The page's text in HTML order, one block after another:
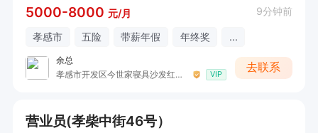
5000-8000 元/月 9分钟前
孝感市 五险 带薪年假 年终奖 ...
余总
孝感市开发区今世家寝具沙发红星美凯龙店（慕思寝具）
VIP
去联系
营业员(孝柴中街46号）